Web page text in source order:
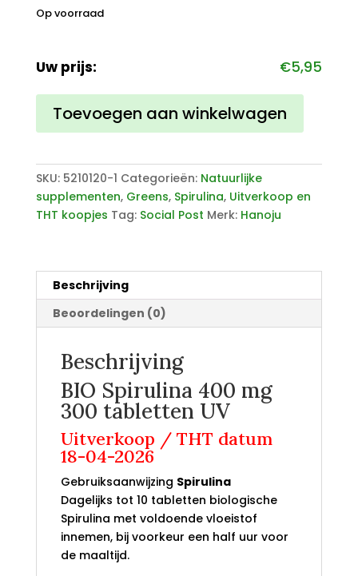
Op voorraad
Uw prijs: €5,95
Spirulina
300
tabletten
UV
Toevoegen aan winkelwagen
SKU: 5210120-1 Categorieën: Natuurlijke
supplementen, Greens, Spirulina, Uitverkoop en
THT koopjes Tag: Social Post Merk: Hanoju
Beschrijving
Beoordelingen (0)
Beschrijving
BIO Spirulina 400 mg
300 tabletten UV
Uitverkoop / THT datum
18-04-2026
Gebruiksaanwijzing Spirulina
Dagelijks tot 10 tabletten biologische
Spirulina met voldoende vloeistof
innemen, bij voorkeur een half uur voor
de maaltijd.